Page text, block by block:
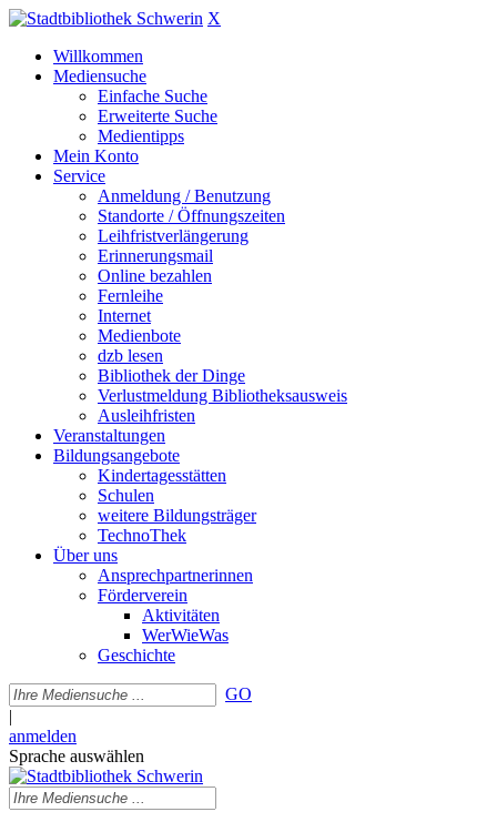
X
Willkommen
Mediensuche
Einfache Suche
Erweiterte Suche
Medientipps
Mein Konto
Service
Anmeldung / Benutzung
Standorte / Öffnungszeiten
Leihfristverlängerung
Erinnerungsmail
Online bezahlen
Fernleihe
Internet
Medienbote
dzb lesen
Bibliothek der Dinge
Verlustmeldung Bibliotheksausweis
Ausleihfristen
Veranstaltungen
Bildungsangebote
Kindertagesstätten
Schulen
weitere Bildungsträger
TechnoThek
Über uns
Ansprechpartnerinnen
Förderverein
Aktivitäten
WerWieWas
Geschichte
GO
|
anmelden
Sprache auswählen